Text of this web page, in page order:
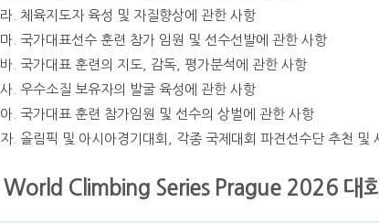
라. 체육지도자 육성 및 자질향상에 관한 사항
마. 국가대표선수 훈련 참가 임원 및 선수선발에 관한 사항
바. 국가대표 훈련의 지도, 감독, 평가분석에 관한 사항
사. 우수소질 보유자의 발굴 육성에 관한 사항
아. 국가대표 훈련 참가임원 및 선수의 상벌에 관한 사항
자. 올림픽 및 아시아경기대회, 각종 국제대회 파견선수단 추천 및
World Climbing Series Prague 2026 대